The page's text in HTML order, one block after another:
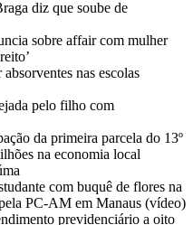
diz que soube de
sobre affair com mulher
nas escolas
pelo filho com
da primeira parcela do 13º
na economia local
com buquê de flores na
PC-AM em Manaus (vídeo)
previdenciário a oito